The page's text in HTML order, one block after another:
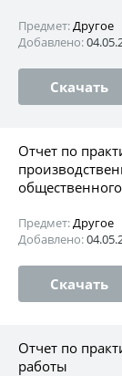
Предмет:Другое
Добавлено:
Скачать
Отчет по
Предмет:Другое
Добавлено:
Скачать
Отчет по
работы